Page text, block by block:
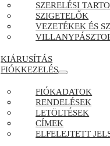
SZERELÉSI
SZIGETELŐK
VEZETÉKEK ÉS
KIÁRUSÍTÁS
FIÓKKEZELÉS
FIÓKADATOK
RENDELÉSEK
LETÖLTÉSEK
CÍMEK
ELFELEJTETT